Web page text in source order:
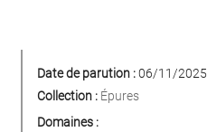
Date de parution :06/11/2025
Collection : Épures
Domaines :